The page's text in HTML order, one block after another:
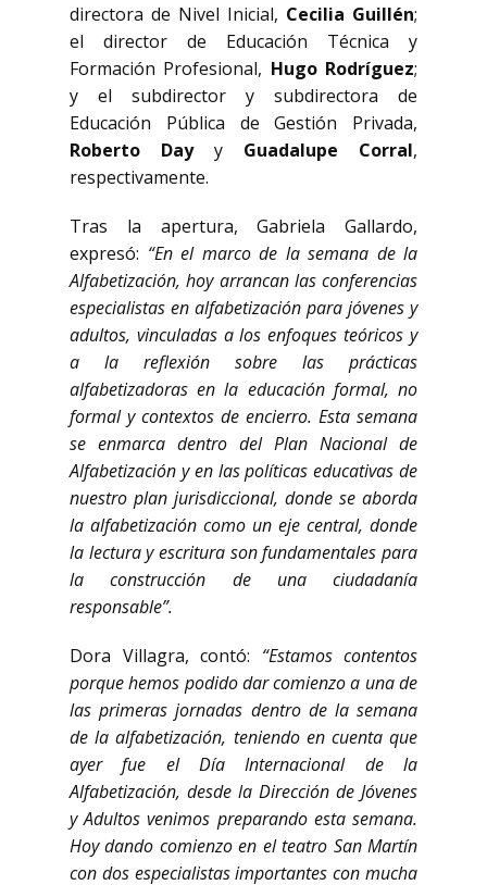
directora de Nivel Inicial, Cecilia Guillén;
el director de Educación Técnica y
Formación Profesional, Hugo Rodríguez;
y el subdirector y subdirectora de
Educación Pública de Gestión Privada,
Roberto Dayy Guadalupe Corral,
respectivamente.
Tras la apertura, Gabriela Gallardo,
expresó: “En el marco de la semana de la
Alfabetización, hoy arrancan las conferencias
especialistas en alfabetización para jóvenes y
adultos, vinculadas a los enfoques teóricos y
a la reflexión sobre las prácticas
alfabetizadoras en la educación formal, no
formal y contextos de encierro. Esta semana
se enmarca dentro del Plan Nacional de
Alfabetización y en las políticas educativas de
nuestro plan jurisdiccional, donde se aborda
la alfabetización como un eje central, donde
la lectura y escritura son fundamentales para
la construcción de una ciudadanía
responsable”.
Dora Villagra, contó: “Estamos contentos
porque hemos podido dar comienzo a una de
las primeras jornadas dentro de la semana
de la alfabetización, teniendo en cuenta que
ayer fue el Día Internacional de la
Alfabetización, desde la Dirección de Jóvenes
y Adultos venimos preparando esta semana.
Hoy dando comienzo en el teatro San Martín
con dos especialistas importantes con mucha